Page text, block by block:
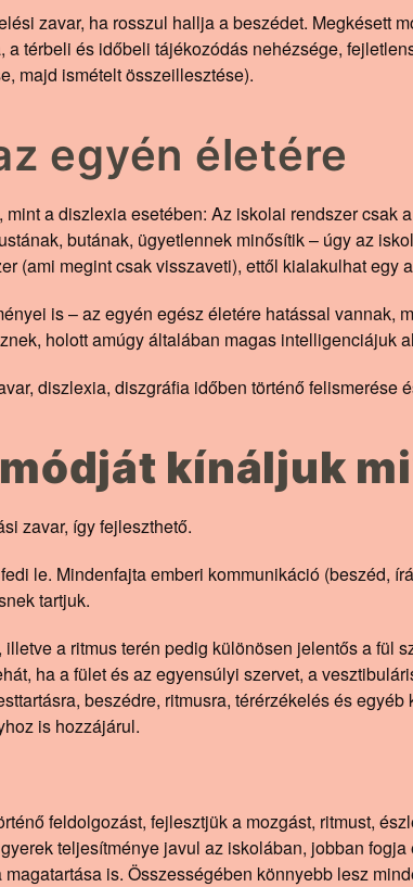
zavar, ha rosszul hallja a beszédet. Megkésett
térbeli és időbeli tájékozódás nehézsége,
majd ismételt összeillesztése).
egyén életére
a diszlexia esetében: Az iskolai rendszer csak
butának, ügyetlennek minősítik – úgy az
(ami megint csak visszaveti), ettől kialakulhat egy
is – az egyén egész életére hatással vannak,
holott amúgy általában magas intelligenciájuk
diszlexia, diszgráfia időben történő felismerése
kínáljuk
zavar, így fejleszthető.
le. Mindenfajta emberi kommunikáció (beszéd,
tartjuk.
a ritmus terén pedig különösen jelentős a fül
ha a fület és az egyensúlyi szervet, a
beszédre, ritmusra, térérzékelés és
is hozzájárul.
feldolgozást, fejlesztjük a mozgást, ritmust,
teljesítménye javul az iskolában, jobban
is. Összességében könnyebb lesz